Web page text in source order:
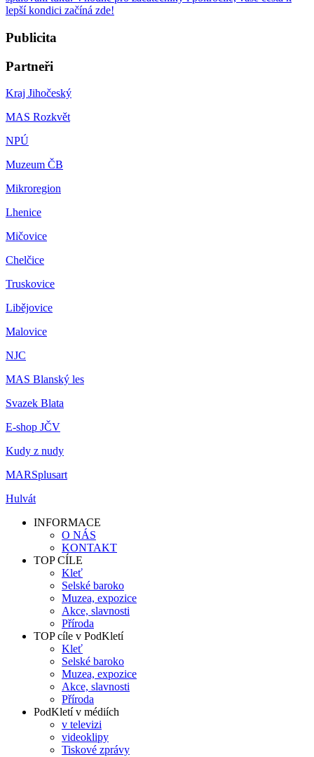
lepší kondici začíná zde!
Publicita
Partneři
Kraj Jihočeský
MAS Rozkvět
NPÚ
Muzeum ČB
Mikroregion
Lhenice
Mičovice
Chelčice
Truskovice
Libějovice
Malovice
NJC
MAS Blanský les
Svazek Blata
E-shop JČV
Kudy z nudy
MARSplusart
Hulvát
INFORMACE
O NÁS
KONTAKT
TOP CÍLE
Kleť
Selské baroko
Muzea, expozice
Akce, slavnosti
Příroda
TOP cíle v PodKletí
Kleť
Selské baroko
Muzea, expozice
Akce, slavnosti
Příroda
PodKletí v médiích
v televizi
videoklipy
Tiskové zprávy